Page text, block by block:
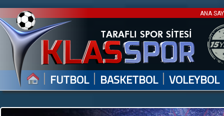
ANA
| FUTBOL | BASKETBOL | VOLEYBOL